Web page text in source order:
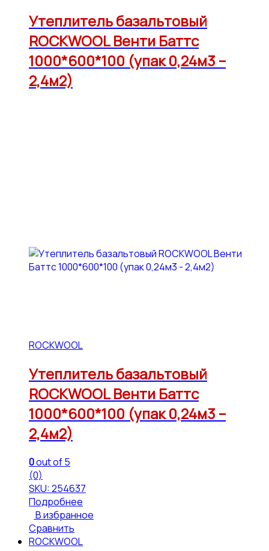
Утеплитель базальтовый
ROCKWOOL Венти Баттс
1000*600*100 (упак 0,24м3 –
2,4м2)
ROCKWOOL
Утеплитель базальтовый
ROCKWOOL Венти Баттс
1000*600*100 (упак 0,24м3 –
2,4м2)
0out of 5
(0)
SKU: 254637
Подробнее
В избранное
Сравнить
ROCKWOOL